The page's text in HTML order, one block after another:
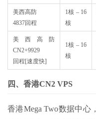
美西高防
4837回程
1核 – 16
核
美西高防
CN2+9929
回程[速度快]
1核 – 16
核
四、香港CN2 VPS
香港Mega Two数据中心